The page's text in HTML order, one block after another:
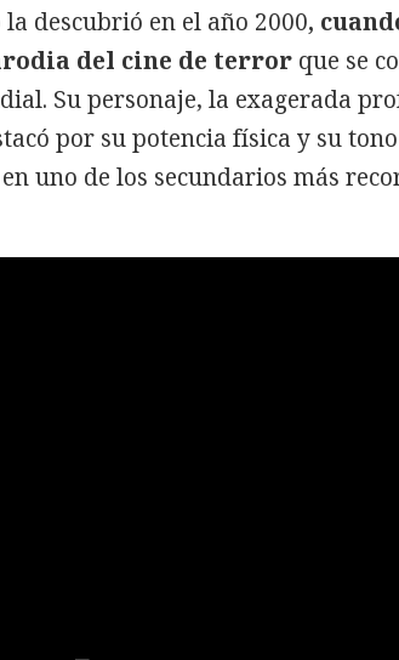
descubrió en el año 2000,
del cine de terror que se
Su personaje, la exagerada
por su potencia física y su
uno de los secundarios más